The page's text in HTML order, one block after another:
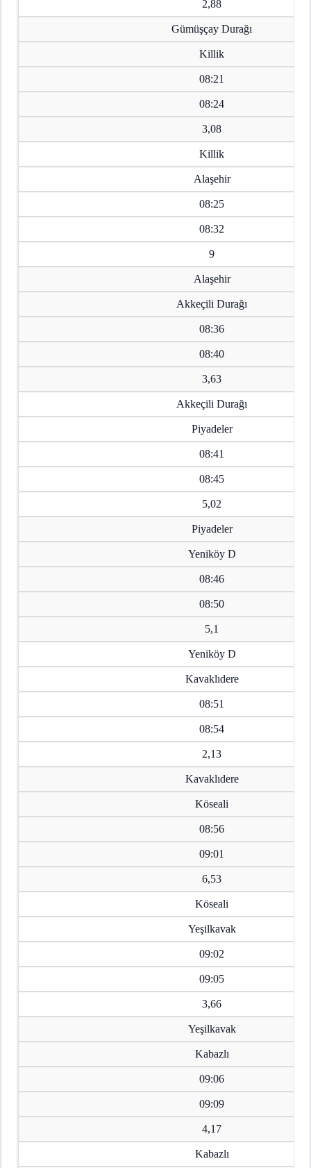
2,88
Gümüşçay Durağı
Killik
08:21
08:24
3,08
Killik
Alaşehir
08:25
08:32
9
Alaşehir
Akkeçili Durağı
08:36
08:40
3,63
Akkeçili Durağı
Piyadeler
08:41
08:45
5,02
Piyadeler
Yeniköy D
08:46
08:50
5,1
Yeniköy D
Kavaklıdere
08:51
08:54
2,13
Kavaklıdere
Köseali
08:56
09:01
6,53
Köseali
Yeşilkavak
09:02
09:05
3,66
Yeşilkavak
Kabazlı
09:06
09:09
4,17
Kabazlı